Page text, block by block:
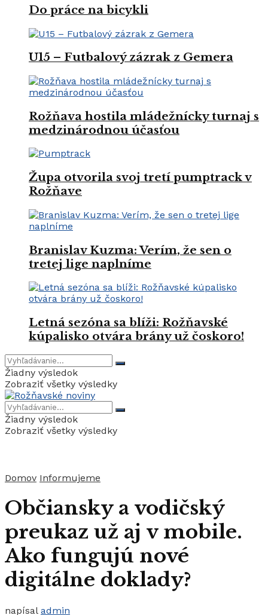
Do práce na bicykli
U15 – Futbalový zázrak z Gemera
Rožňava hostila mládežnícky turnaj s
medzinárodnou účasťou
Župa otvorila svoj tretí pumptrack v
Rožňave
Branislav Kuzma: Verím, že sen o
tretej lige naplníme
Letná sezóna sa blíži: Rožňavské
kúpalisko otvára brány už čoskoro!
Žiadny výsledok
Zobraziť všetky výsledky
Žiadny výsledok
Zobraziť všetky výsledky
Domov Informujeme
Občiansky a vodičský
preukaz už aj v mobile.
Ako fungujú nové
digitálne doklady?
napísal admin